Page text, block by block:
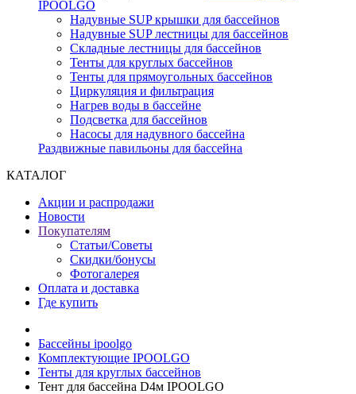
IPOOLGO
Надувные SUP крышки для бассейнов
Надувные SUP лестницы для бассейнов
Складные лестницы для бассейнов
Тенты для круглых бассейнов
Тенты для прямоугольных бассейнов
Циркуляция и фильтрация
Нагрев воды в бассейне
Подсветка для бассейнов
Насосы для надувного бассейна
Раздвижные павильоны для бассейна
КАТАЛОГ
Акции и распродажи
Новости
Покупателям
Статьи/Советы
Скидки/бонусы
Фотогалерея
Оплата и доставка
Где купить
Бассейны ipoolgo
Комплектующие IPOOLGO
Тенты для круглых бассейнов
Тент для бассейна D4м IPOOLGO